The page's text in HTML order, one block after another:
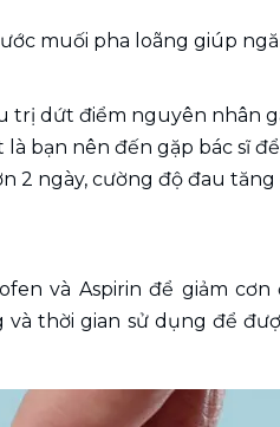
muối pha loãng giúp
trị dứt điểm nguyên nhân
bạn nên đến gặp bác sĩ
2 ngày, cường độ đau tăng
và Aspirin để giảm
thời gian sử dụng để